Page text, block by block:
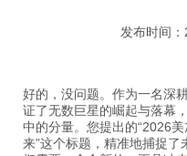
发布时间
好的，没问题。作为一名深
证了无数巨星的崛起与落幕
中的分量。您提出的“2026
来”这个标题，精准地捕捉